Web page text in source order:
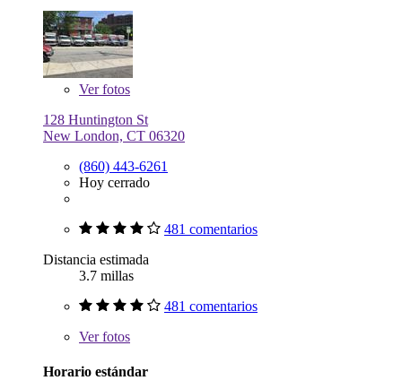
Verfotos
128 Huntington St
New London, CT 06320
(860) 443-6261
Hoy cerrado
481 comentarios
Distancia estimada
3.7 millas
481 comentarios
Verfotos
Horario estándar